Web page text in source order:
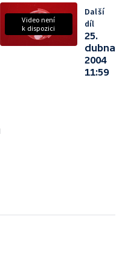
Video není
k dispozici
Další
díl
25.
dubna
2004
11:59